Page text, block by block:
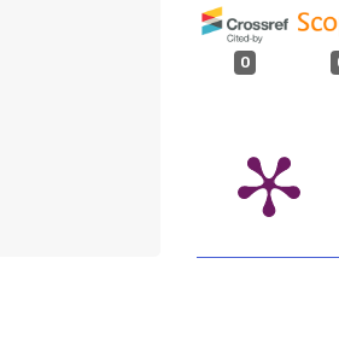
0